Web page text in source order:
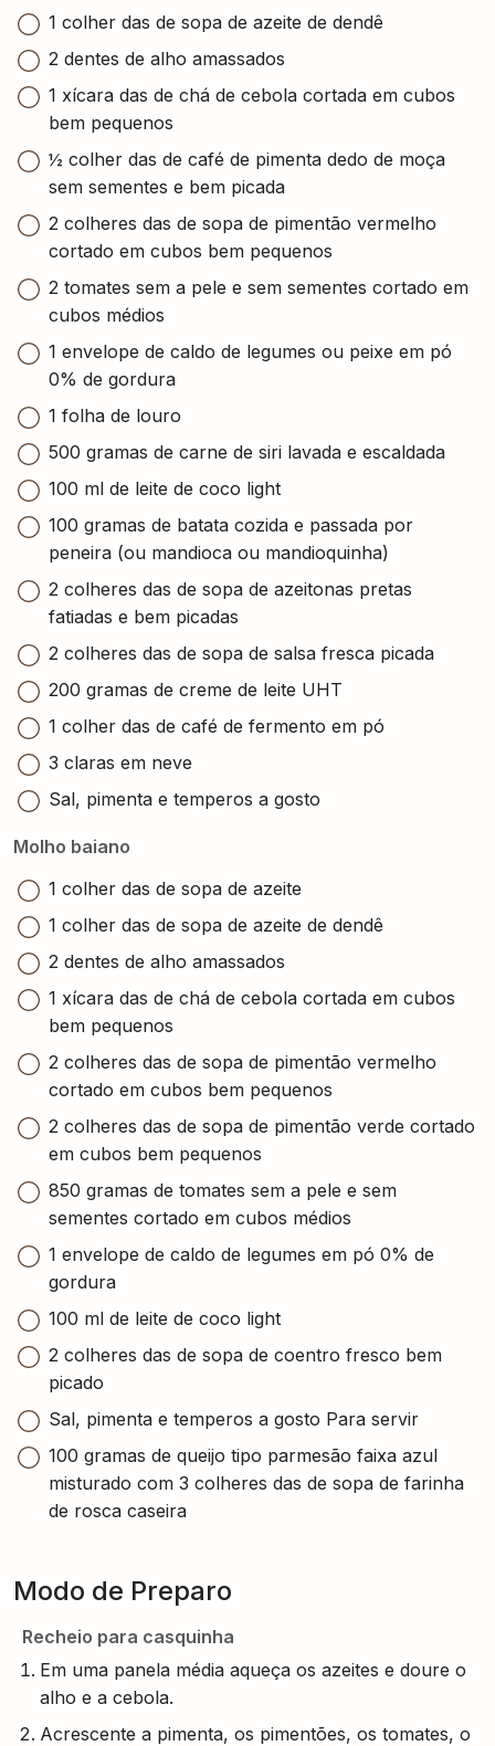
1 colher das de sopa de azeite de dendê
2 dentes de alho amassados
1 xícara das de chá de cebola cortada em cubos
bem pequenos
½ colher das de café de pimenta dedo de moça
sem sementes e bem picada
2 colheres das de sopa de pimentão vermelho
cortado em cubos bem pequenos
2 tomates sem a pele e sem sementes cortado em
cubos médios
1 envelope de caldo de legumes ou peixe em pó
0% de gordura
1 folha de louro
500 gramas de carne de siri lavada e escaldada
100 ml de leite de coco light
100 gramas de batata cozida e passada por
peneira (ou mandioca ou mandioquinha)
2 colheres das de sopa de azeitonas pretas
fatiadas e bem picadas
2 colheres das de sopa de salsa fresca picada
200 gramas de creme de leite UHT
1 colher das de café de fermento em pó
3 claras em neve
Sal, pimenta e temperos a gosto
Molho baiano
1 colher das de sopa de azeite
1 colher das de sopa de azeite de dendê
2 dentes de alho amassados
1 xícara das de chá de cebola cortada em cubos
bem pequenos
2 colheres das de sopa de pimentão vermelho
cortado em cubos bem pequenos
2 colheres das de sopa de pimentão verde cortado
em cubos bem pequenos
850 gramas de tomates sem a pele e sem
sementes cortado em cubos médios
1 envelope de caldo de legumes em pó 0% de
gordura
100 ml de leite de coco light
2 colheres das de sopa de coentro fresco bem
picado
Sal, pimenta e temperos a gosto Para servir
100 gramas de queijo tipo parmesão faixa azul
misturado com 3 colheres das de sopa de farinha
de rosca caseira
Modo de Preparo
Recheio para casquinha
Em uma panela média aqueça os azeites e doure o
alho e a cebola.
Acrescente a pimenta, os pimentões, os tomates, o